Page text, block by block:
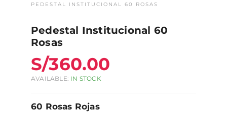
PEDESTAL INSTITUCIONAL 60 ROSAS
Pedestal Institucional 60
Rosas
S/360.00
AVAILABLE: IN STOCK
60 Rosas Rojas